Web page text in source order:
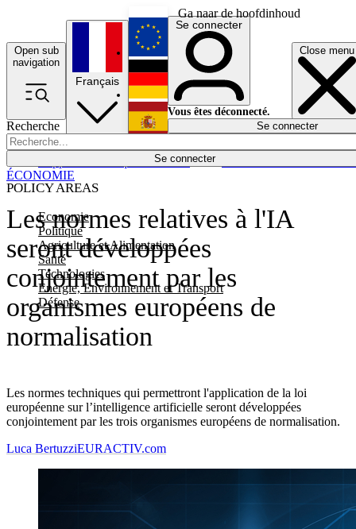
Ga naar de hoofdinhoud
Open sub
navigation
Close menu
Recherche
Se connecter
POLICY AREAS
Economie
Politique
Agriculture et Alimentation
Santé
Technologies
Energie, Environnement et Transport
Défense
Économie
Français
English
Deutsch
Español
Se connecter
Vous êtes déconnecté.
Se connecter
Les normes relatives à l'IA
seront développées
conjointement par les
organismes européens de
normalisation
Les normes techniques qui permettront l'application de la loi
européenne sur l’intelligence artificielle seront développées
conjointement par les trois organismes européens de normalisation.
ÉCONOMIE
Luca BertuzziEURACTIV.com